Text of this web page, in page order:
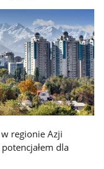
regionie Azji
dla